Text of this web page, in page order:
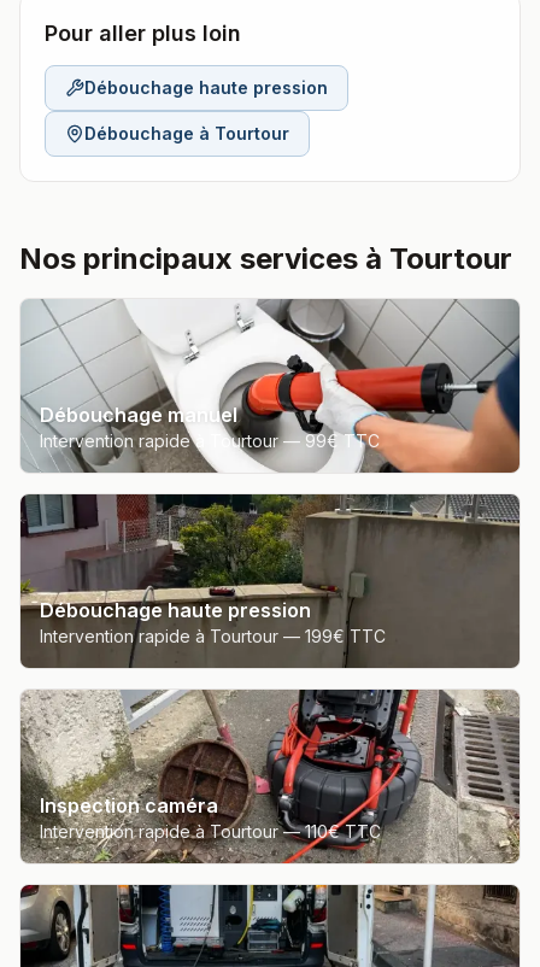
Pour aller plus loin
Débouchage haute pression
Débouchage à Tourtour
Nos principaux services à Tourtour
Débouchage manuel
Intervention rapide à Tourtour — 99€ TTC
Débouchage haute pression
Intervention rapide à Tourtour — 199€ TTC
Inspection caméra
Intervention rapide à Tourtour —110€ TTC